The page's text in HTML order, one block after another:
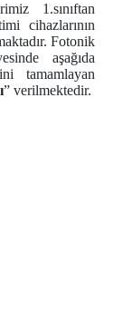
1.sınıftan
cihazlarının
Fotonik
aşağıda
tamamlayan
” verilmektedir.